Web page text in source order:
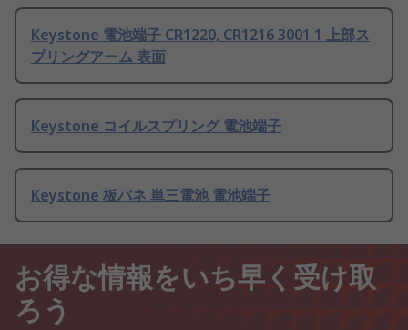
Keystone 電池端子 CR1220, CR1216 3001 1 上部ス
プリングアーム 表面
Keystone コイルスプリング 電池端子
Keystone 板バネ 単三電池 電池端子
お得な情報をいち早く受け取
ろう